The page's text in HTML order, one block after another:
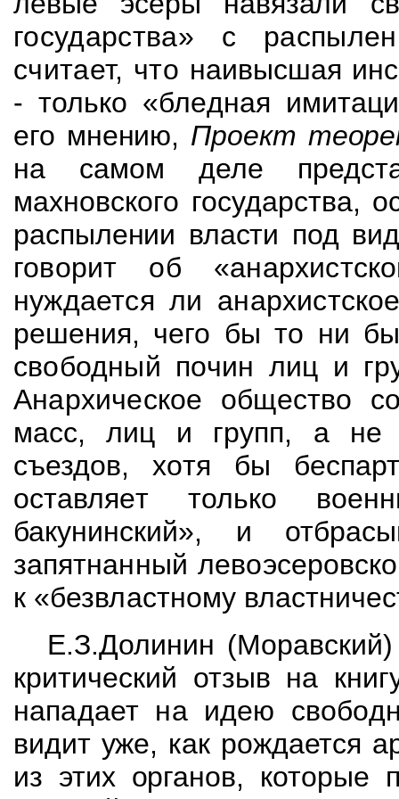
государства» с
считает, что наивысшая
- только «бледная
его мнению, Проект
на самом деле
махновского государства,
распылении власти под
говорит об
нуждается ли
решения, чего бы то ни
свободный почин лиц и
Анархическое общество
масс, лиц и групп, а не
съездов, хотя бы
оставляет только
бакунинский», и
запятнанный
к «безвластному
Е.З.Долинин
критический отзыв на
нападает на идею
видит уже, как рождается
из этих органов, которые